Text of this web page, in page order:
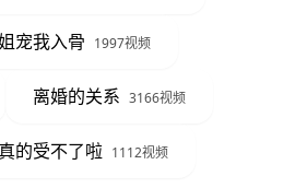
宠我入骨 1997视频
离婚的关系 3166视频
的受不了啦 1112视频